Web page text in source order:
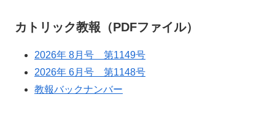
カトリック教報（PDFファイル）
2026年 8月号 第1149号
2026年 6月号 第1148号
教報バックナンバー